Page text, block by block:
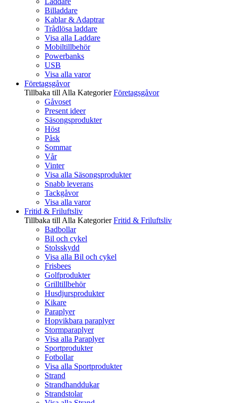
Billaddare
Kablar & Adaptrar
Trådlösa laddare
Visa alla Laddare
Mobiltillbehör
Powerbanks
USB
Visa alla varor
Företagsgåvor
Tillbaka till Alla Kategorier Företagsgåvor
Gåvoset
Present ideer
Säsongsprodukter
Höst
Påsk
Sommar
Vår
Vinter
Visa alla Säsongsprodukter
Snabb leverans
Tackgåvor
Visa alla varor
Fritid & Friluftsliv
Tillbaka till Alla Kategorier Fritid & Friluftsliv
Badbollar
Bil och cykel
Stolsskydd
Visa alla Bil och cykel
Frisbees
Golfprodukter
Grilltillbehör
Husdjursprodukter
Kikare
Paraplyer
Hopvikbara paraplyer
Stormparaplyer
Visa alla Paraplyer
Sportprodukter
Fotbollar
Visa alla Sportprodukter
Strand
Strandhanddukar
Strandstolar